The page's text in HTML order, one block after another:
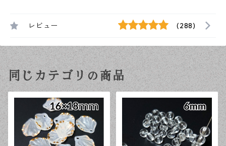
レビュー (288)
同じカテゴリの商品